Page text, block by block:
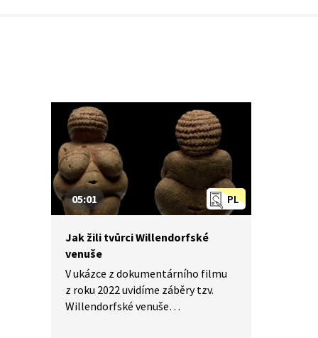
PL
05:01
Jak žili tvůrci Willendorfské
venuše
V ukázce z dokumentárního filmu
z roku 2022 uvidíme záběry tzv.
Willendorfské venuše